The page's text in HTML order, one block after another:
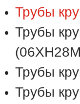
Трубы
Трубы
Трубы
Трубы